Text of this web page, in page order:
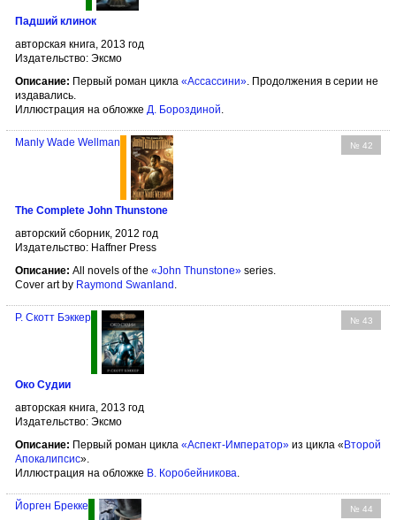
Падший клинок
авторская книга, 2013 год
Издательство: Эксмо
Описание: Первый роман цикла «Ассассини» . Продолжения в серии не
издавались.
Иллюстрация на обложке Д. Бороздиной
№ 42
Manly Wade Wellman
The Complete John Thunstone
авторский сборник, 2012 год
Издательство: Haffner Press
Описание: All novels of the «John Thunstone» series.
Cover art by Raymond Swanland .
№ 43
Р. Скотт Бэккер
Око Судии
авторская книга, 2013 год
Издательство: Эксмо
Описание: Первый роман цикла «Аспект-Император» из цикла « Второй
Апокалипсис».
Иллюстрация на обложке В. Коробейникова.
№ 44
Йорген Брекке